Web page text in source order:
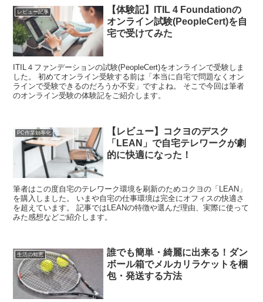
レビュー記事
【体験記】ITIL 4 Foundationの
オンライン試験(PeopleCert)を自
宅で受けてみた
ITIL４ファンデーションの試験(PeopleCert)をオンラインで受験しま
した。 初めてオンライン受験する前は「本当に自宅で問題なくオン
ラインで受験できるのだろうか不安」ですよね。 そこで今回は筆者
のオンライン受験の体験記をご紹介します。
PC作業効率化
【レビュー】コクヨのデスク
「LEAN」で自宅テレワークが劇
的に快適になった！
筆者はこの度自宅のテレワーク環境を刷新のためコクヨの「LEAN」
を購入しました。 いまや自宅の仕事環境は完全にオフィスの快適さ
を超えています。 記事ではLEANの特徴や選んだ理由、実際に使って
みた感想などご紹介します。
生活の知恵
誰でも簡単・綺麗に出来る！ダン
ボール箱でメルカリラケットを梱
包・発送する方法